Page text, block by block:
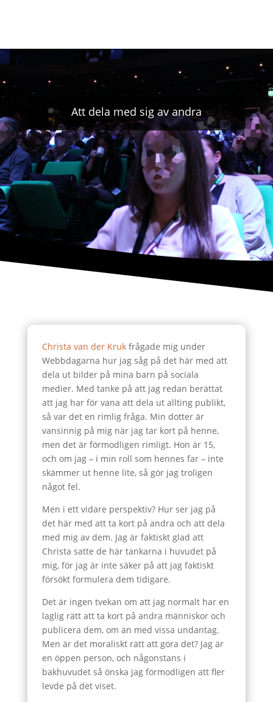
Att dela med sig av andra
Christa van der Krukfrågade mig under
Webbdagarna hur jag såg på det här med att
dela ut bilder på mina barn på sociala
medier. Med tanke på att jag redan berättat
att jag har för vana att dela ut allting publikt,
så var det en rimlig fråga. Min dotter är
vansinnig på mig när jag tar kort på henne,
men det är förmodligen rimligt. Hon är 15,
och om jag – i min roll som hennes far – inte
skämmer ut henne lite, så gör jag troligen
något fel.
Men i ett vidare perspektiv? Hur ser jag på
det här med att ta kort på andra och att dela
med mig av dem. Jag är faktiskt glad att
Christa satte de här tankarna i huvudet på
mig, för jag är inte säker på att jag faktiskt
försökt formulera dem tidigare.
Det är ingen tvekan om att jag normalt har en
laglig rätt att ta kort på andra människor och
publicera dem, om än med vissa undantag.
Men är det moraliskt rätt att göra det? Jag är
en öppen person, och någonstans i
bakhuvudet så önska jag förmodligen att fler
levde på det viset.